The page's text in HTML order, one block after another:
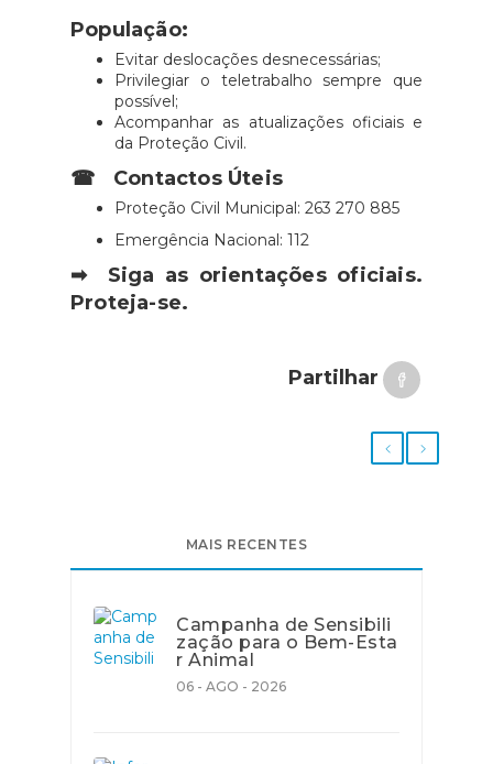
População:
Evitar deslocações desnecessárias;
Privilegiar o teletrabalho sempre que
possível;
Acompanhar as atualizações oficiais e
da Proteção Civil.
☎ Contactos Úteis
Proteção Civil Municipal: 263 270 885
Emergência Nacional: 112
➡ Siga as orientações oficiais.
Proteja-se.
Partilhar
MAIS RECENTES
Campanha de Sensibili
zação para o Bem-Esta
r Animal
06 - AGO - 2026